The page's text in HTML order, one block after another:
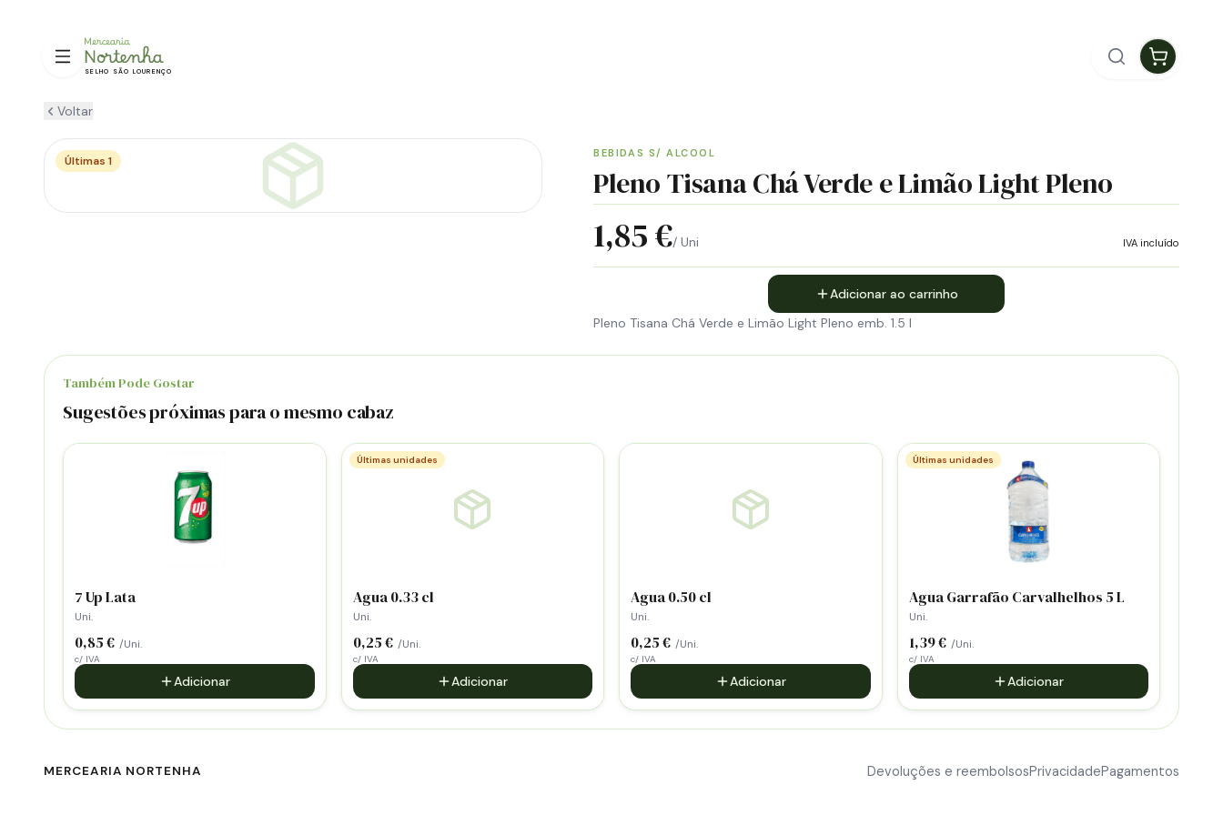
SELHO SÃO LOURENÇO
Voltar
Últimas 1
BEBIDAS S/ ALCOOL
Pleno Tisana Chá Verde e Limão Light Pleno
1,85 €/ Uni IVA incluído
Adicionar ao carrinho
Pleno Tisana Chá Verde e Limão Light Pleno emb. 1.5 l
Também Pode Gostar
Sugestões próximas para o mesmo cabaz
7 Up Lata
Uni.
0,85 € /Uni.
c/ IVA
Adicionar
Últimas unidades
Agua 0.33 cl
Uni.
0,25 € /Uni.
c/ IVA
Adicionar
Agua 0.50 cl
Uni.
0,25 € /Uni.
c/ IVA
Adicionar
Últimas unidades
Agua Garrafão Carvalhelhos 5 L
Uni.
1,39 € /Uni.
c/ IVA
Adicionar
MERCEARIA NORTENHA Devoluções e reembolsosPrivacidadePagamentos